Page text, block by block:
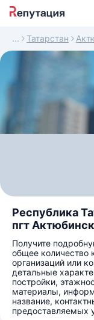
Татарстан
Республика
пгт
Получите
общее количество
организаций или
детальные
постройки,
материалы,
название,
предоставляемых